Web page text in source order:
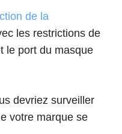
de la
les restrictions de
le port du masque
devriez surveiller
votre marque se